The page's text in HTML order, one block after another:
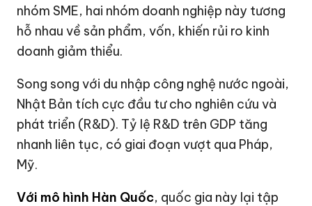
nhóm SME, hai nhóm doanh nghiệp này tương
hỗ nhau về sản phẩm, vốn, khiến rủi ro kinh
doanh giảm thiểu.
Song song với du nhập công nghệ nước ngoài,
Nhật Bản tích cực đầu tư cho nghiên cứu và
phát triển (R&D). Tỷ lệ R&D trên GDP tăng
nhanh liên tục, có giai đoạn vượt qua Pháp,
Mỹ.
Với mô hình Hàn Quốc, quốc gia này lại tập